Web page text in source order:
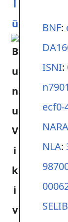
l
ü
BNF:
ISNI:
ecf0-
NARA
NLA: